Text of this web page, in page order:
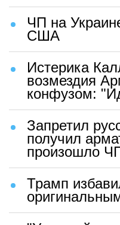
ЧП на
США
Истерика
возмездия
конфузом:
Запретил
получил
произошло
Трамп